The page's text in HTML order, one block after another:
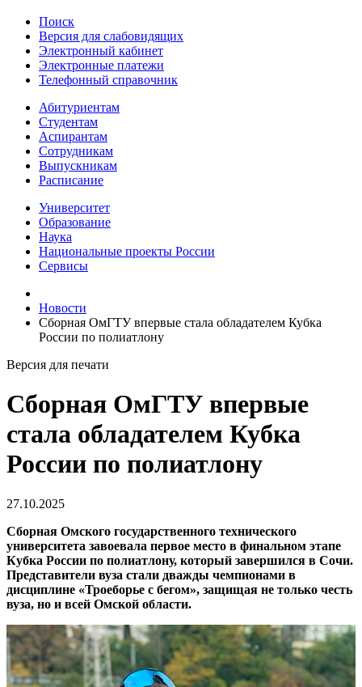
Поиск
Версия для слабовидящих
Электронный кабинет
Электронные платежи
Телефонный справочник
Абитуриентам
Студентам
Аспирантам
Сотрудникам
Выпускникам
Расписание
Университет
Образование
Наука
Национальные проекты России
Сервисы
Новости
Сборная ОмГТУ впервые стала обладателем Кубка
России по полиатлону
Версия для печати
Сборная ОмГТУ впервые
стала обладателем Кубка
России по полиатлону
27.10.2025
Сборная Омского государственного технического
университета завоевала первое место в финальном этапе
Кубка России по полиатлону, который завершился в Сочи.
Представители вуза стали дважды чемпионами в
дисциплине «Троеборье с бегом», защищая не только честь
вуза, но и всей Омской области.